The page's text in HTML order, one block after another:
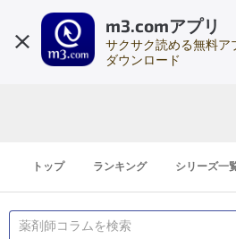
m3.comアプリ
サクサク読める無料ア
ダウンロード
トップ ランキング シリーズ一